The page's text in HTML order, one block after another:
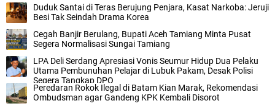
Duduk Santai di Teras Berujung Penjara, Kasat Narkoba: Jeruji
Besi Tak Seindah Drama Korea
Cegah Banjir Berulang, Bupati Aceh Tamiang Minta Pusat
Segera Normalisasi Sungai Tamiang
LPA Deli Serdang Apresiasi Vonis Seumur Hidup Dua Pelaku
Utama Pembunuhan Pelajar di Lubuk Pakam, Desak Polisi
Segera Tangkap DPO
Peredaran Rokok Ilegal di Batam Kian Marak, Rekomendasi
Ombudsman agar Gandeng KPK Kembali Disorot